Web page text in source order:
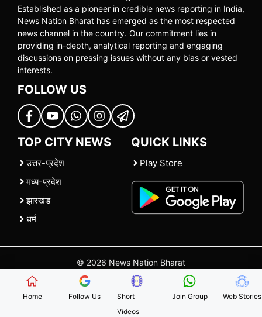
Established as a pioneer in credible news reporting in India,
News Nation Bharat has emerged as the most respected
news channel in the country. Our commitment lies in
providing in-depth, analytical reporting and engaging
discussions on pressing issues without any bias or vested
interests.
FOLLOW US
TOP CITY NEWS
उत्तर-प्रदेश
मध्य-प्रदेश
झारखंड
धर्म
QUICK LINKS
Play Store
© 2026 News Nation Bharat
| |Contact Us |Policies Terms and Conditions
Home Follow Us
Short
Videos
Join Group Web Stories